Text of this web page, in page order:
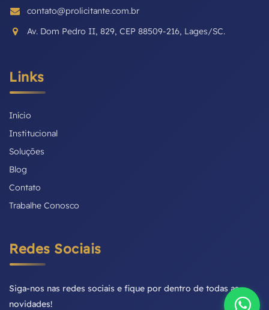
contato@prolicitante.com.br
Av. Dom Pedro II, 829, CEP 88509-216, Lages/SC.
Links
Início
Institucional
Soluções
Blog
Contato
Trabalhe Conosco
Redes Sociais
Siga-nos nas redes sociais e fique por dentro de todas as
novidades!